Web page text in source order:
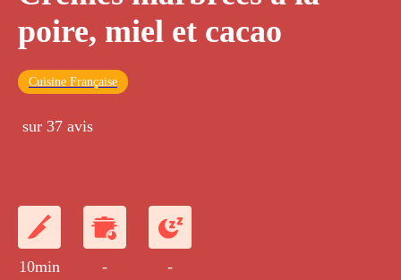
poire, miel et cacao
Cuisine Française
sur 37 avis
10min - -